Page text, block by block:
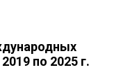
по 2025 г.